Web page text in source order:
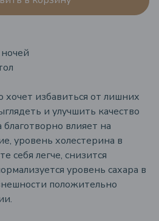
хочет избавиться от лишних
и улучшить качество
влияет на
уровень холестерина в
себя легче, снизится
уровень сахара в
положительно